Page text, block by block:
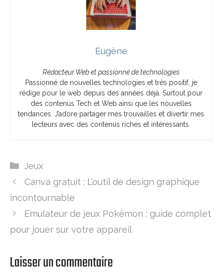
Eugène
Rédacteur Web et passionné de technologies
Passionné de nouvelles technologies et très positif, je
rédige pour le web depuis des années déjà. Surtout pour
des contenus Tech et Web ainsi que les nouvelles
tendances. J’adore partager mes trouvailles et divertir mes
lecteurs avec des contenus riches et intéressants.
Catégories
Jeux
Canva gratuit : L’outil de design graphique
incontournable
Emulateur de jeux Pokémon : guide complet
pour jouer sur votre appareil
Laisser un commentaire